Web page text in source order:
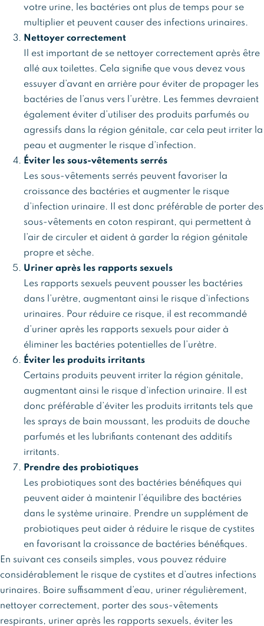
votre urine, les bactéries ont plus de temps pour se
multiplier et peuvent causer des infections urinaires.
Nettoyer correctement
Il est important de se nettoyer correctement après être
allé aux toilettes. Cela signifie que vous devez vous
essuyer d’avant en arrière pour éviter de propager les
bactéries de l’anus vers l’urètre. Les femmes devraient
également éviter d’utiliser des produits parfumés ou
agressifs dans la région génitale, car cela peut irriter la
peau et augmenter le risque d’infection.
Éviter les sous-vêtements serrés
Les sous-vêtements serrés peuvent favoriser la
croissance des bactéries et augmenter le risque
d’infection urinaire. Il est donc préférable de porter des
sous-vêtements en coton respirant, qui permettent à
l’air de circuler et aident à garder la région génitale
propre et sèche.
Uriner après les rapports sexuels
Les rapports sexuels peuvent pousser les bactéries
dans l’urètre, augmentant ainsi le risque d’infections
urinaires. Pour réduire ce risque, il est recommandé
d’uriner après les rapports sexuels pour aider à
éliminer les bactéries potentielles de l’urètre.
Éviter les produits irritants
Certains produits peuvent irriter la région génitale,
augmentant ainsi le risque d’infection urinaire. Il est
donc préférable d’éviter les produits irritants tels que
les sprays de bain moussant, les produits de douche
parfumés et les lubrifiants contenant des additifs
irritants.
Prendre des probiotiques
Les probiotiques sont des bactéries bénéfiques qui
peuvent aider à maintenir l’équilibre des bactéries
dans le système urinaire. Prendre un supplément de
probiotiques peut aider à réduire le risque de cystites
en favorisant la croissance de bactéries bénéfiques.
En suivant ces conseils simples, vous pouvez réduire
considérablement le risque de cystites et d’autres infections
urinaires. Boire suffisamment d’eau, uriner régulièrement,
nettoyer correctement, porter des sous-vêtements
respirants, uriner après les rapports sexuels, éviter les